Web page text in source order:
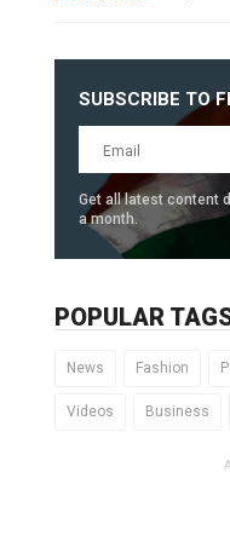
SUBSCRIBE TO
Get all latest content
a month.
POPULAR
News Fashion
Videos Business